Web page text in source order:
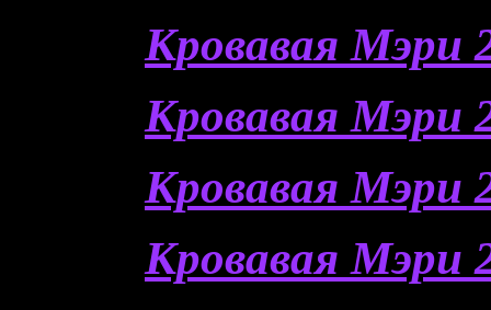
Кровавая Мэри
Кровавая Мэри
Кровавая Мэри
Кровавая Мэри